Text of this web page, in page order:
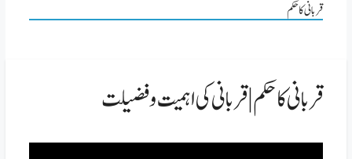
قربانی کا حکم
قربانی کا حکم | قربانی کی اہمیت و فضیلت